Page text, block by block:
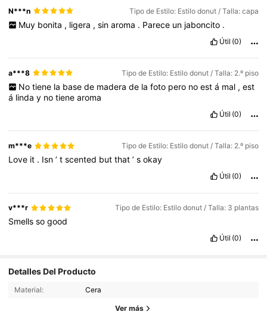
N***n Tipo de Estilo: Estilo donut / Talla: capa
Muy bonita , ligera , sin aroma . Parece un jaboncito .
Útil (0)
a***8 Tipo de Estilo: Estilo donut / Talla: 2.º piso
No tiene la base de madera de la foto pero no est á mal , est
á linday notienearoma
Útil (0)
m***e Tipo de Estilo: Estilo donut / Talla: 2.º piso
Love it . Isn’tscented butthat’sokay
Útil (0)
v***r Tipo de Estilo: Estilo donut / Talla: 3 plantas
Smellssogood
Útil (0)
Detalles Del Producto
Material: Cera
Ver más
4.87 53 Seguidores
53 Seguidores
53 Seguidores